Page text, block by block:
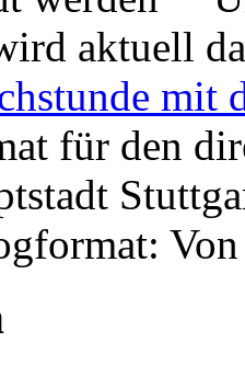
aktuell
mit
für den